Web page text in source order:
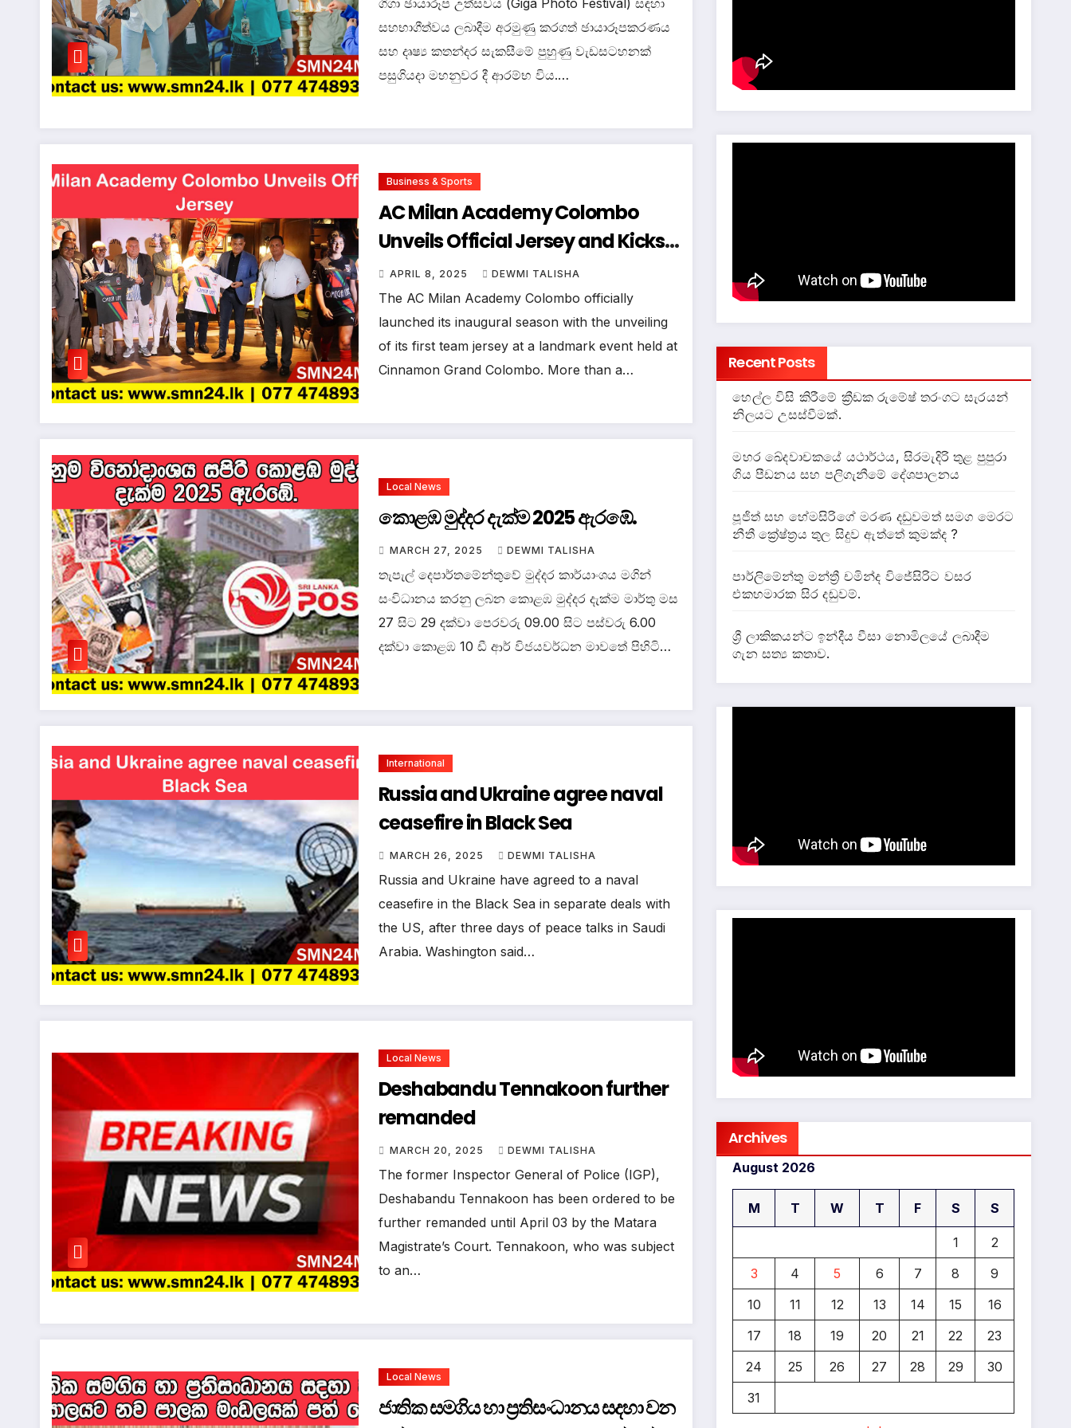
ඡායාරූපකරණ පුහුණුවක්.
සහභාගීත්වය ලබාදීම අරමුණු කරගත් ඡායාරූපකරණය
සහ දෘෂ්‍ය කතන්දර සැකසීමේ පුහුණු වැඩසටහනක්
පසුගියදා මහනුවර දී ආරම්භ විය.…
Business & Sports
AC Milan Academy Colombo
Unveils Official Jersey and Kicks
Off a New Era for Junior Football
in Sri Lanka
APRIL 8, 2025 DEWMI TALISHA
The AC Milan Academy Colombo officially
launched its inaugural season with the unveiling
of its first team jersey at a landmark event held at
Cinnamon Grand Colombo. More than a…
Local News
කොළඹ මුද්දර දැක්ම 2025 ඇරඹේ.
MARCH 27, 2025 DEWMI TALISHA
තැපැල් දෙපාර්තමේන්තුවේ මුද්‍දර කාර්යාංශය මගින්
සංවිධානය කරනු ලබන කොළඹ මුද්දර දැක්ම මාර්තු මස
27 සිට 29 දක්වා පෙරවරු 09.00 සිට පස්වරු 6.00
දක්වා කොළඹ 10 ඩී ආර් විජයවර්ධන මාවතේ පිහිටි…
International
Russia and Ukraine agree naval
ceasefire in Black Sea
MARCH 26, 2025 DEWMI TALISHA
Russia and Ukraine have agreed to a naval
ceasefire in the Black Sea in separate deals with
the US, after three days of peace talks in Saudi
Arabia. Washington said…
Local News
Deshabandu Tennakoon further
remanded
MARCH 20, 2025 DEWMI TALISHA
The former Inspector General of Police (IGP),
Deshabandu Tennakoon has been ordered to be
further remanded until April 03 by the Matara
Magistrate’s Court. Tennakoon, who was subject
to an…
Local News
ජාතික සමගිය හා ප්‍රතිසංධානය සදහා වන
Recent Posts
හෙල්ල විසි කිරීමේ ක්‍රීඩක රුමේෂ් තරංගට සැරයන්
නිලයට උසස්වීමක්.
මහර ඛේදවාචකයේ යථාර්ථය, සිරමැදිරි තුළ පුපුරා
ගිය පීඩනය සහ පලිගැනීමේ දේශපාලනය
පූජිත් සහ හේමසිරිගේ මරණ දඩුවමත් සමග මෙරට
නීතී ක්‍රේෂ්ත්‍රය තුල සිදුව ඇත්තේ කුමක්ද ?
පාර්ලිමේන්තු මන්ත්‍රී චමින්ද විජේසිරිට වසර
එකහමාරක සිර දඬුවම්.
ශ්‍රී ලාකිකයන්ට ඉන්දීය වීසා නොමිලයේ ලබාදීම
ගැන සත්‍ය කතාව.
Archives
August 2026
M T W T F S S
1
2
3
4 5 6 7 8
9
10
11 12 13 14 15
16
17
18 19 20 21 22
23
24
25 26 27 28 29
30
31